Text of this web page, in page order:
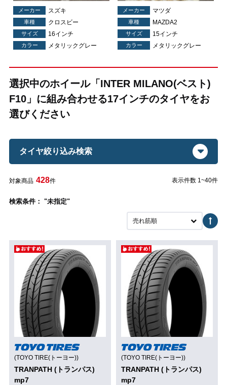
メーカー スズキ
車種 クロスビー
サイズ 16インチ
カラー メタリックグレー
メーカー マツダ
車種 MAZDA2
サイズ 15インチ
カラー メタリックグレー
選択中のホイール「INTER MILANO(ベスト)
F10」に組み合わせる17インチのタイヤをお
選びください
タイヤ絞り込み検索
対象商品 428件 表示件数 1~40件
検索条件： "未指定"
売れ筋順
(TOYO TIRE(トーヨー))
TRANPATH (トランパス)
mp7
(TOYO TIRE(トーヨー))
TRANPATH (トランパス)
mp7